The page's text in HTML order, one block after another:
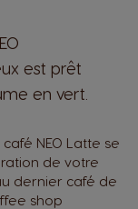
est prêt
en vert.
NEO Latte se
de votre
dernier café de
shop